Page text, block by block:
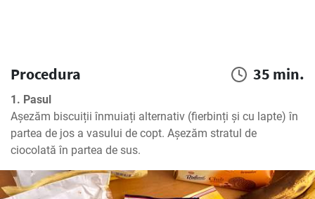
Procedura 35 min.
1. Pasul
Așezăm biscuiții înmuiați alternativ (fierbinți și cu lapte) în
partea de jos a vasului de copt. Așezăm stratul de
ciocolată în partea de sus.